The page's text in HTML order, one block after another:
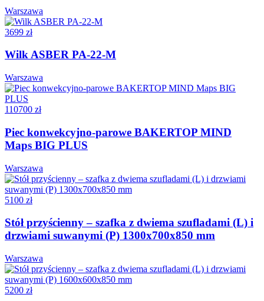
Warszawa
3699 zł
Wilk ASBER PA-22-M
Warszawa
110700 zł
Piec konwekcyjno-parowe BAKERTOP MIND
Maps BIG PLUS
Warszawa
5100 zł
Stół przyścienny – szafka z dwiema szufladami (L) i
drzwiami suwanymi (P) 1300x700x850 mm
Warszawa
5200 zł